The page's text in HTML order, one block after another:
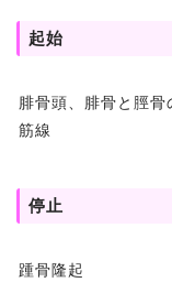
起始
腓骨頭、腓骨と脛
筋線
停止
踵骨隆起